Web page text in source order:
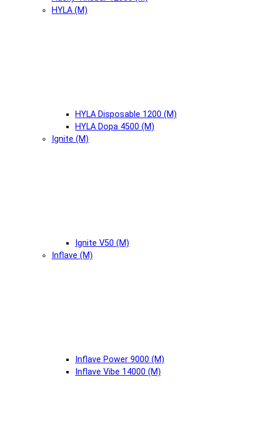
HYLA (М)
HYLA Disposable 1200 (М)
HYLA Dopa 4500 (М)
Ignite (М)
Ignite V50 (М)
Inflave (М)
Inflave Power 9000 (М)
Inflave Vibe 14000 (М)